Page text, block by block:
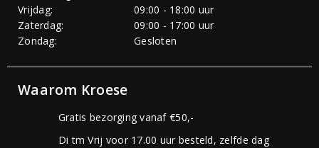
Vrijdag:
09:00 - 18:00 uur
Zaterdag:
09:00 - 17:00 uur
Zondag:
Gesloten
Waarom Kroese
Gratis bezorging vanaf €50,-
Di tm Vrij voor 17.00 uur besteld, zelfde dag